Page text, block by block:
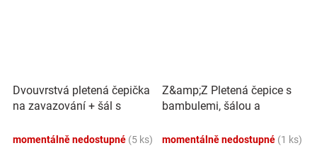
Dvouvrstvá pletená čepička
na zavazování + šál s
momentálně nedostupné (5 ks)
Z&amp;Z Pletená čepice s
bambulemi, šálou a
momentálně nedostupné (1 ks)